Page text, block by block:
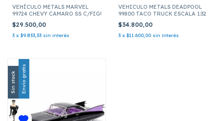
VEHÍCULO METALS MARVEL
99724 CHEVY CAMARO SS C/FIGURA IRON MAN ESCALA 1:24
$29.500,00
3 x $9.833,33 sin interés
VEHICULO METALS DEADPOOL
99800 TACO TRUCK ESCALA 1:32
$34.800,00
3 x $11.600,00 sin interés
Sin stock Envío gratis